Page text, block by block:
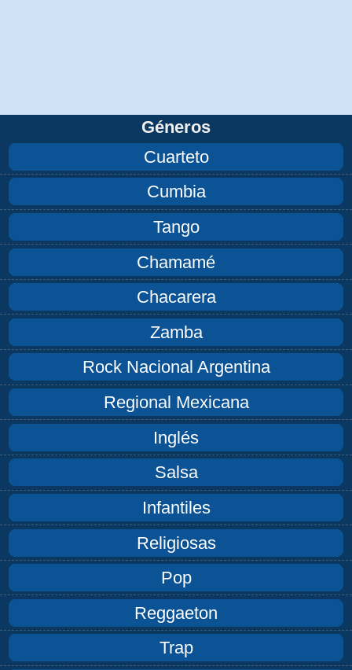
Géneros
Cuarteto
Cumbia
Tango
Chamamé
Chacarera
Zamba
Rock Nacional Argentina
Regional Mexicana
Inglés
Salsa
Infantiles
Religiosas
Pop
Reggaeton
Trap